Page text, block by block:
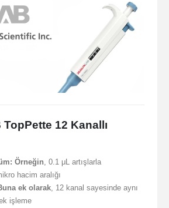
12 Kanallı
Örneğin , 0.1 μL artışlarla
hacim aralığı
ek olarak, 12 kanal sayesinde aynı
işleme